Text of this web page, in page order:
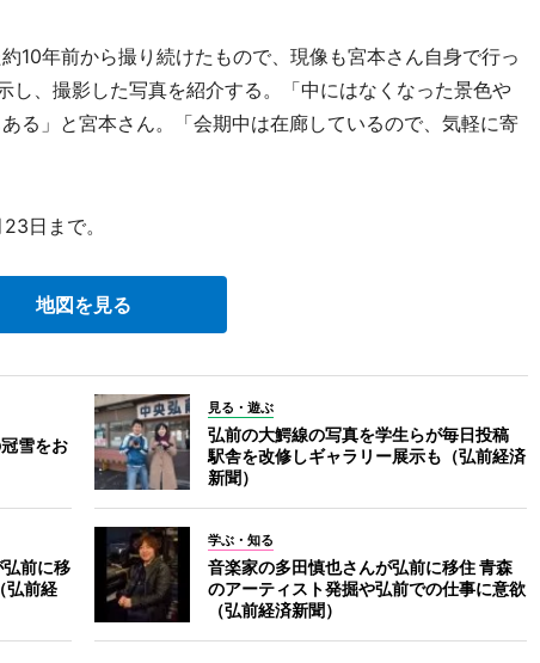
10年前から撮り続けたもので、現像も宮本さん自身で行っ
し、撮影した写真を紹介する。「中にはなくなった景色や
る」と宮本さん。「会期中は在廊しているので、気軽に寄
日まで。
地図を見る
雪をお
見る・遊ぶ
弘前の大鰐線の写真を学生らが毎日投稿
駅舎を改修しギャラリー展示も（弘前経済
新聞）
弘前に移
弘前経
学ぶ・知る
音楽家の多田慎也さんが弘前に移住 青森
のアーティスト発掘や弘前での仕事に意欲
（弘前経済新聞）